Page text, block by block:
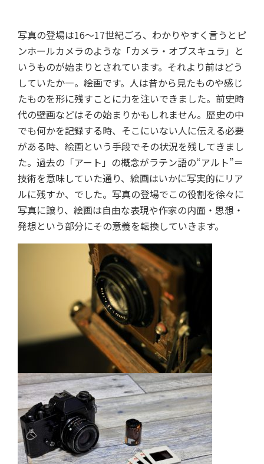
写真の登場は16～17世紀ごろ、わかりやすく言うとピ
ンホールカメラのような「カメラ・オブスキュラ」と
いうものが始まりとされています。それより前はどう
していたか―。絵画です。人は昔から見たものや感じ
たものを形に残すことに力を注いできました。前史時
代の壁画などはその始まりかもしれません。歴史の中
でも何かを記録する時、そこにいない人に伝える必要
がある時、絵画という手段でその状況を残してきまし
た。過去の「アート」の概念がラテン語の“アルト”＝
技術を意味していた通り、絵画はいかに写実的にリア
ルに残すか、でした。写真の登場でこの役割を徐々に
写真に譲り、絵画は自由な表現や作家の内面・思想・
発想という部分にその意義を転換していきます。